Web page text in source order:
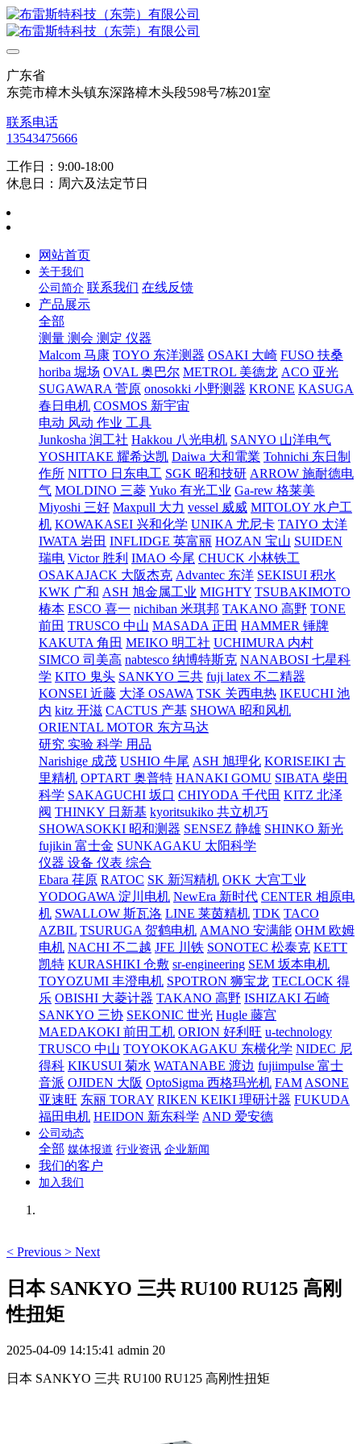
广东省
东莞市樟木头镇东深路樟木头段598号7栋201室
联系电话
13543475666
工作日：9:00-18:00
休息日：周六及法定节日
网站首页
关于我们
公司简介 联系我们 在线反馈
产品展示
全部
测量 测会 测定 仪器
Malcom 马康 TOYO 东洋测器 OSAKI 大崎 FUSO 扶桑
horiba 堀场 OVAL 奥巴尔 METROL 美德龙 ACO 亚光
SUGAWARA 菅原 onosokki 小野测器 KRONE KASUGA
春日电机 COSMOS 新宇宙
电动 风动 作业 工具
Junkosha 润工社 Hakkou 八光电机 SANYO 山洋电气
YOSHITAKE 耀希达凯 Daiwa 大和電業 Tohnichi 东日制
作所 NITTO 日东电工 SGK 昭和技研 ARROW 施耐德电
气 MOLDINO 三菱 Yuko 有光工业 Ga-rew 格莱美
Miyoshi 三好 Maxpull 大力 vessel 威威 MITOLOY 水户工
机 KOWAKASEI 兴和化学 UNIKA 尤尼卡 TAIYO 太洋
IWATA 岩田 INFLIDGE 英富丽 HOZAN 宝山 SUIDEN
瑞电 Victor 胜利 IMAO 今尾 CHUCK 小林铁工
OSAKAJACK 大阪杰克 Advantec 东洋 SEKISUI 积水
KWK 广和 ASH 旭金属工业 MIGHTY TSUBAKIMOTO
椿本 ESCO 喜一 nichiban 米琪邦 TAKANO 高野 TONE
前田 TRUSCO 中山 MASADA 正田 HAMMER 锤牌
KAKUTA 角田 MEIKO 明工社 UCHIMURA 内村
SIMCO 司美高 nabtesco 纳博特斯克 NANABOSI 七星科
学 KITO 鬼头 SANKYO 三共 fuji latex 不二精器
KONSEI 近藤 大泽 OSAWA TSK 关西电热 IKEUCHI 池
内 kitz 开滋 CACTUS 产基 SHOWA 昭和风机
ORIENTAL MOTOR 东方马达
研究 实验 科学 用品
Narishige 成茂 USHIO 牛尾 ASH 旭理化 KORISEIKI 古
里精机 OPTART 奥普特 HANAKI GOMU SIBATA 柴田
科学 SAKAGUCHI 坂口 CHIYODA 千代田 KITZ 北泽
阀 THINKY 日新基 kyoritsukiko 共立机巧
SHOWASOKKI 昭和测器 SENSEZ 静雄 SHINKO 新光
fujikin 富士金 SUNKAGAKU 太阳科学
仪器 设备 仪表 综合
Ebara 荏原 RATOC SK 新泻精机 OKK 大宫工业
YODOGAWA 淀川电机 NewEra 新时代 CENTER 相原电
机 SWALLOW 斯瓦洛 LINE 莱茵精机 TDK TACO
AZBIL TSURUGA 贺鹤电机 AMANO 安满能 OHM 欧姆
电机 NACHI 不二越 JFE 川铁 SONOTEC 松泰克 KETT
凯特 KURASHIKI 仓敷 sr-engineering SEM 坂本电机
TOYOZUMI 丰澄电机 SPOTRON 狮宝龙 TECLOCK 得
乐 OBISHI 大菱计器 TAKANO 高野 ISHIZAKI 石崎
SANKYO 三协 SEKONIC 世光 Hugle 藤宫
MAEDAKOKI 前田工机 ORION 好利旺 u-technology
TRUSCO 中山 TOYOKOKAGAKU 东横化学 NIDEC 尼
得科 KIKUSUI 菊水 WATANABE 渡边 fujiimpulse 富士
音派 OJIDEN 大阪 OptoSigma 西格玛光机 FAM ASONE
亚速旺 东丽 TORAY RIKEN KEIKI 理研计器 FUKUDA
福田电机 HEIDON 新东科学 AND 爱安德
公司动态
全部 媒体报道 行业资讯 企业新闻
我们的客户
加入我们
< Previous > Next
日本 SANKYO 三共 RU100 RU125 高刚
性扭矩
2025-04-09 14:15:41 admin 20
日本 SANKYO 三共 RU100 RU125 高刚性扭矩